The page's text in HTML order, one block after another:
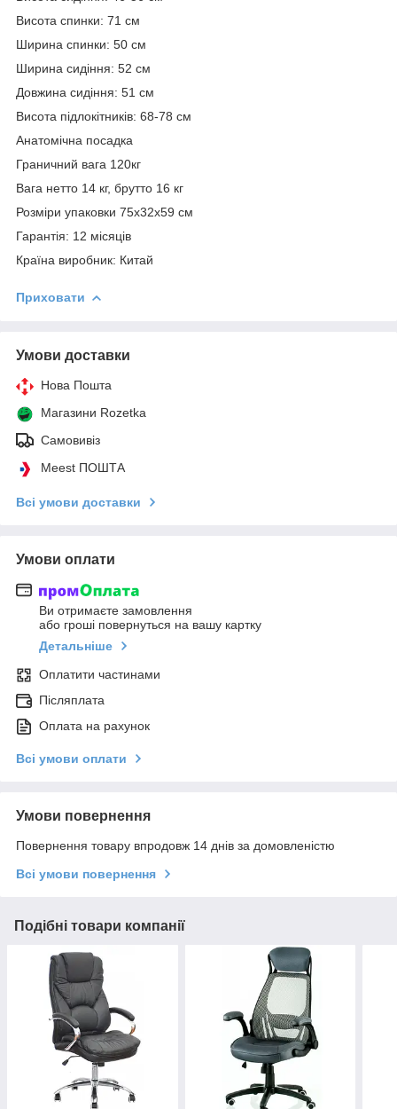
Висота спинки: 71 см
Ширина спинки: 50 см
Ширина сидіння: 52 см
Довжина сидіння: 51 см
Висота підлокітників: 68-78 см
Анатомічна посадка
Граничний вага 120кг
Вага нетто 14 кг, брутто 16 кг
Розміри упаковки 75х32х59 см
Гарантія: 12 місяців
Країна виробник: Китай
Приховати
Умови доставки
Нова Пошта
Магазини Rozetka
Самовивіз
Meest ПОШТА
Всі умови доставки
Умови оплати
Ви отримаєте замовлення
або гроші повернуться на вашу картку
Детальніше
Оплатити частинами
Післяплата
Оплата на рахунок
Всі умови оплати
Умови повернення
Повернення товару впродовж 14 днів за домовленістю
Всі умови повернення
Подібні товари компанії